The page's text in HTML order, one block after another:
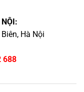
Hà Nội
688